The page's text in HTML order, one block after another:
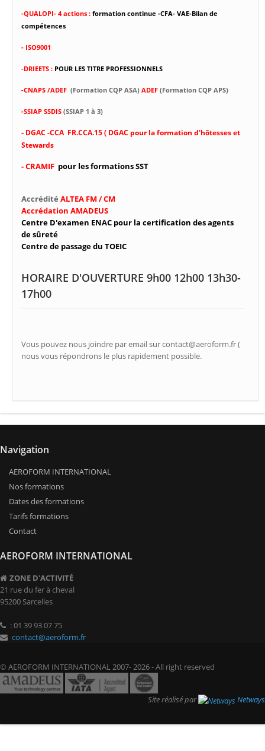
-QUALOPI- 4 actions : formation continue -CFA- VAE-Bilan de
compétences
- ISO9001
-DRIEETS : POUR LES TITRE PROFESSIONNELS
-CNAPS /ADEF (Formation CQP ASA) ADEF (Formation CQP APS)
-SSIAP SSDIS (SSIAP 1 à 3)
- DGAC -CCA FR.CCA.15 ( DGAC pour la formation d'hôtesses et
Stewards
- CRAMIF pour les formations SST
Accrédité ALTEA FM / CM
Accrédation AMADEUS
Centre D'examen ENAC pour la certification des agents
de sûreté
Centre de passage du TOEIC
HORAIRE D'OUVERTURE 9h00 12h00 13h30-
17h00
Vous pouvez nous joindre par email sur contact@aeroform.fr (
nous vous répondrons le plus rapidement possible.
Navigation
AEROFORM INTERNATIONAL
Nos formations
Dates des formations
Tarifs formations
Contact
AEROFORM INTERNATIONAL
ZONE D'ACTIVITÉ
21 rue du fer à cheval
95200 Sarcelles
: 01 39 93 07 75
contact@aeroform.fr
© AEROFORM INTERNATIONAL 2007- 2026 - All right reserved
Site réalisé par Netways